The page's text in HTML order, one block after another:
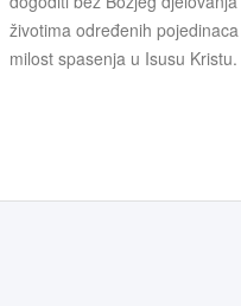
životima određenih
milost spasenja u Isusu Kristu.